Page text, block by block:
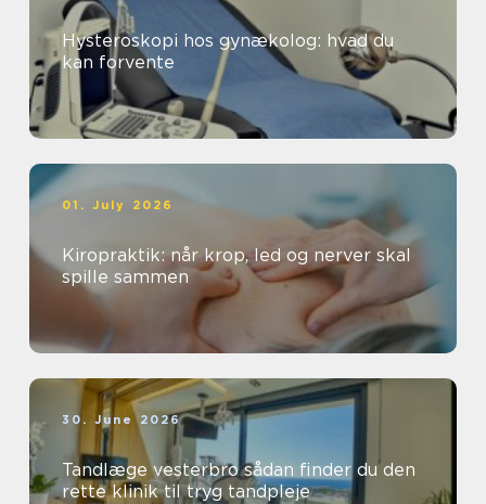
Hysteroskopi hos gynækolog: hvad du
kan forvente
01. July 2026
Kiropraktik: når krop, led og nerver skal
spille sammen
30. June 2026
Tandlæge vesterbro sådan finder du den
rette klinik til tryg tandpleje